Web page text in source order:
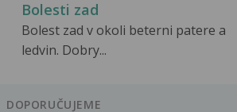
Bolesti zad
Bolest zad v okoli beterni patere a
ledvin. Dobry...
DOPORUČUJEME